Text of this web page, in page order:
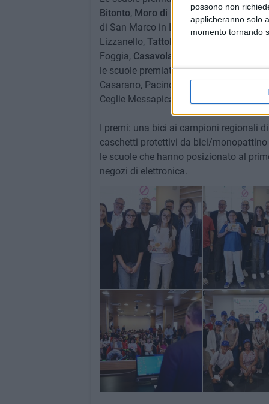
possono non
applicheranno solo
momento tornando
Bitonto, Moro di Barletta,Fieramosca
di San Marco in Lamis, Gramsci-
Lizzanello, Tattoli-De Gasperi di Corato
Foggia, Casavola di Modugno
le scuole premiate di secondo grado:
Casarano, Pacinotti di Taranto, De Viti-
Ceglie Messapica, De Nora-Lorusso di
I premi: una bici ai campioni regionali
caschetti protettivi da bici/monopattino
le scuole che hanno posizionato al
negozi di elettronica.